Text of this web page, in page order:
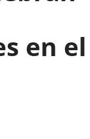
en el